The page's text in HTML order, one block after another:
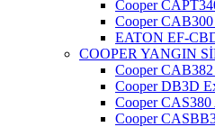
Cooper
Cooper
EATON EF-
COOPER YANGIN
Cooper
Cooper DB3D
Cooper CAS380
Cooper